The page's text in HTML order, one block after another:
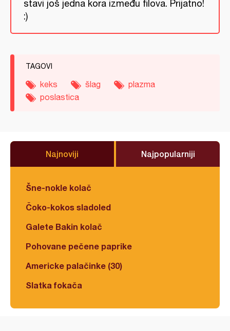
stavi još jedna kora između filova. Prijatno!
:)
TAGOVI
keks šlag
plazma
poslastica
Najnoviji Najpopularniji
Šne-nokle kolač
Čoko-kokos sladoled
Galete Bakin kolač
Pohovane pečene paprike
Americke palačinke (30)
Slatka fokača